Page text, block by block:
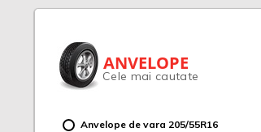
ANVELOPE
Cele mai cautate
Anvelope de vara 205/55R16